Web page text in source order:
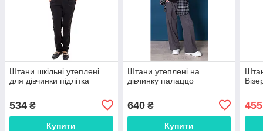
Штани шкільні утеплені
для дівчинки підлітка
534 ₴
Купити
Штани утеплені на
дівчинку палаццо
640₴
Купити